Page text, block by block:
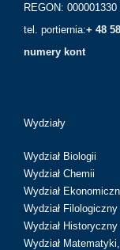
REGON: 000001330
tel. portiernia:+ 48
numery kont
Wydziały
Wydział Biologii
Wydział Chemii
Wydział
Wydział Filologiczny
Wydział Historyczny
Wydział